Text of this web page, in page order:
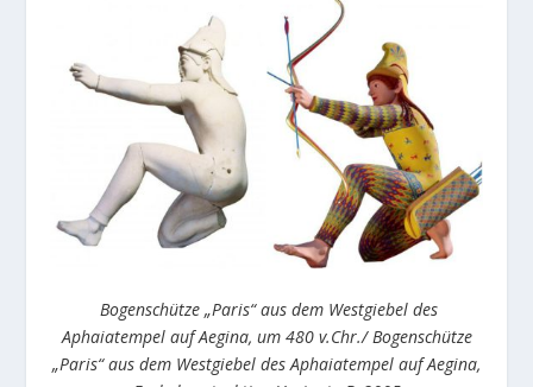
Bogenschütze „Paris“ aus dem Westgiebel des
Aphaiatempel auf Aegina, um 480 v.Chr./ Bogenschütze
„Paris“ aus dem Westgiebel des Aphaiatempel auf Aegina,